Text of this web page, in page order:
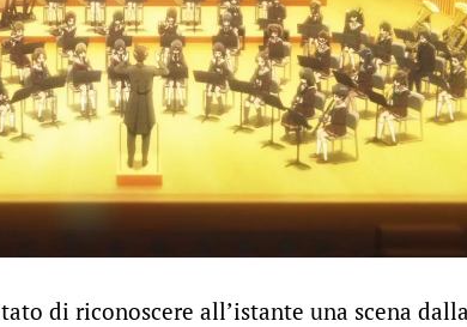
di riconoscere all’istante una scena dalla